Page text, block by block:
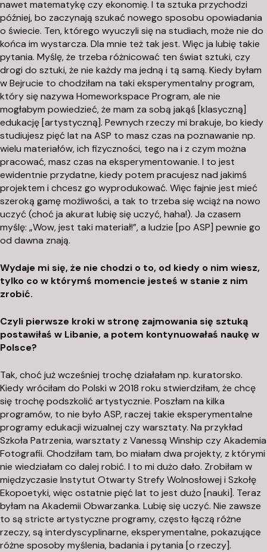
nawet matematykę czy ekonomię. I ta sztuka przychodzi
później, bo zaczynają szukać nowego sposobu opowiadania
o świecie. Ten, którego wyuczyli się na studiach, może nie do
końca im wystarcza. Dla mnie też tak jest. Więc ja lubię takie
pytania. Myślę, że trzeba różnicować ten świat sztuki, czy
drogi do sztuki, że nie każdy ma jedną i tą samą. Kiedy byłam
w Bejrucie to chodziłam na taki eksperymentalny program,
który się nazywa Homeworkspace Program, ale nie
mogłabym powiedzieć, że mam za sobą jakąś [klasyczną]
edukację [artystyczną]. Pewnych rzeczy mi brakuje, bo kiedy
studiujesz pięć lat na ASP to masz czas na poznawanie np.
wielu materiałów, ich fizyczności, tego na i z czym można
pracować, masz czas na eksperymentowanie. I to jest
ewidentnie przydatne, kiedy potem pracujesz nad jakimś
projektem i chcesz go wyprodukować. Więc fajnie jest mieć
szeroką gamę możliwości, a tak to trzeba się wciąż na nowo
uczyć (choć ja akurat lubię się uczyć, haha!). Ja czasem
myślę: „Wow, jest taki materiał!”, a ludzie [po ASP] pewnie go
od dawna znają.
Wydaje mi się, że nie chodzi o to, od kiedy o nim wiesz,
tylko co w którymś momencie jesteś w stanie z nim
zrobić.
Czyli pierwsze kroki w stronę zajmowania się sztuką
postawiłaś w Libanie, a potem kontynuowałaś naukę w
Polsce?
Tak, choć już wcześniej trochę działałam np. kuratorsko.
Kiedy wróciłam do Polski w 2018 roku stwierdziłam, że chcę
się trochę podszkolić artystycznie. Poszłam na kilka
programów, to nie było ASP, raczej takie eksperymentalne
programy edukacji wizualnej czy warsztaty. Na przykład
Szkoła Patrzenia, warsztaty z Vanessą Winship czy Akademia
Fotografii. Chodziłam tam, bo miałam dwa projekty, z którymi
nie wiedziałam co dalej robić. I to mi dużo dało. Zrobiłam w
międzyczasie Instytut Otwarty Strefy Wolnosłowej i Szkołę
Ekopoetyki, więc ostatnie pięć lat to jest dużo [nauki]. Teraz
byłam na Akademii Obwarzanka. Lubię się uczyć. Nie zawsze
to są stricte artystyczne programy, często łączą różne
rzeczy, są interdyscyplinarne, eksperymentalne, pokazujące
różne sposoby myślenia, badania i pytania [o rzeczy].